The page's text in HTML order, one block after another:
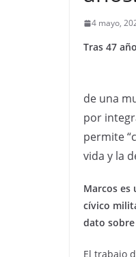
4 mayo,
Tras 47
de una
por
permite
vida y la
Marcos es
cívico
dato
El trabajo